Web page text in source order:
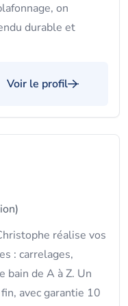
on
durable et
Voir le profil
réalise vos
: carrelages,
bain de A à Z. Un
avec garantie 10